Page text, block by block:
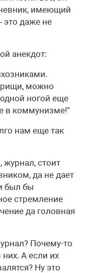
имеющий
это даже не
анекдот:
можно
ногой еще
в коммунизме!”
нам еще так
стоит
да не дает
был бы
стремление
да головная
Почему-то
них. А если их
Ну это